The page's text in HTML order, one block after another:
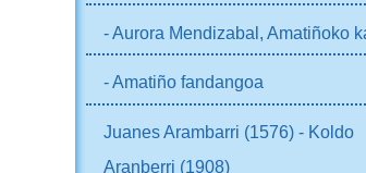
- Aurora Mendizabal, Amatiñoko
- Amatiño fandangoa
Juanes Arambarri (1576) - Koldo
Aranberri (1908)